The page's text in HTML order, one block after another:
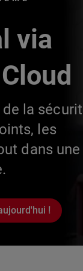
via
la
les
dans une
!